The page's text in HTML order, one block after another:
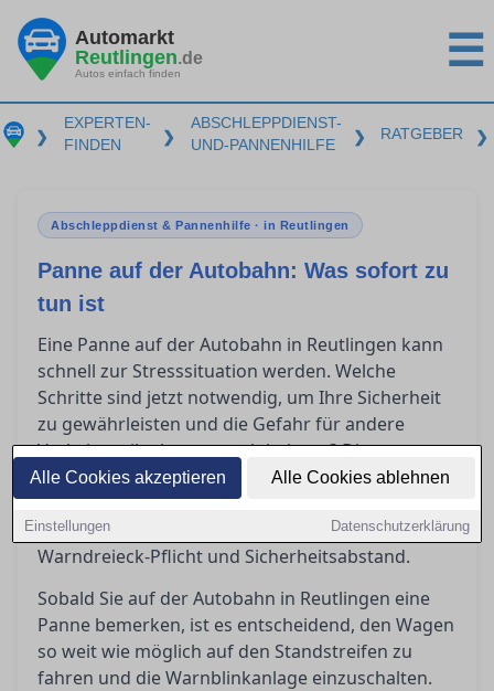
Alle Cookies akzeptieren Alle Cookies ablehnen
Einstellungen Datenschutzerklärung
Automarkt
Reutlingen.de
Autos einfach finden ☰
❯
EXPERTEN-
FINDEN
❯
ABSCHLEPPDIENST-
UND-PANNENHILFE
❯ RATGEBER ❯
Abschleppdienst & Pannenhilfe · in Reutlingen
Panne auf der Autobahn: Was sofort zu
tun ist
Eine Panne auf der Autobahn in Reutlingen kann
schnell zur Stresssituation werden. Welche
Schritte sind jetzt notwendig, um Ihre Sicherheit
zu gewährleisten und die Gefahr für andere
Verkehrsteilnehmer zu minimieren? Dieser
Leitfaden bietet Ihnen Orientierung, ob Sie selbst
eingreifen können oder professionelle Hilfe
erforderlich ist, und erklärt die Bedeutung von
Warndreieck-Pflicht und Sicherheitsabstand.
Sobald Sie auf der Autobahn in Reutlingen eine
Panne bemerken, ist es entscheidend, den Wagen
so weit wie möglich auf den Standstreifen zu
fahren und die Warnblinkanlage einzuschalten.